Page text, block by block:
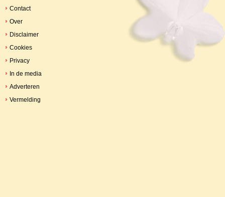
Contact
Over
Disclaimer
Cookies
Privacy
In de media
Adverteren
Vermelding